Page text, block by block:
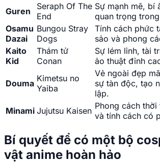
Guren
Seraph Of The
End
Sự mạnh mẽ, bí
quan trọng
Osamu
Dazai
Bungou Stray
Dogs
Tính cách phức
sảo và phong
Kaito
Kid
Thám tử
Conan
Sự lém lỉnh, tài
ảo thuật đỉnh
Douma Kimetsu no
Yaiba
Vẻ ngoài đẹp
sự tàn độc, tạo
lập.
Minami Jujutsu Kaisen Phong cách
và tính cách có
Bí quyết để có một bộ
vật anime hoàn hảo